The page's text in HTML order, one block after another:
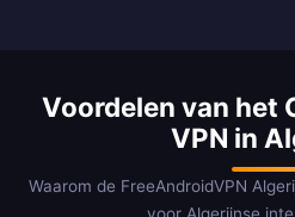
Voordelen van het
VPN in
Waarom de FreeAndroidVPN